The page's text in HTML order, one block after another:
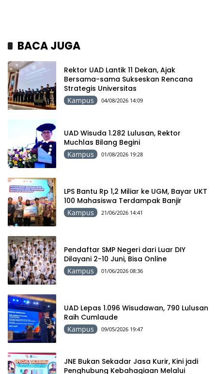
BACA JUGA
Rektor UAD Lantik 11 Dekan, Ajak
Bersama-sama Sukseskan Rencana
Strategis Universitas
Kampus 04/08/2026 14:09
UAD Wisuda 1.282 Lulusan, Rektor
Muchlas Bilang Begini
Kampus 01/08/2026 19:28
LPS Bantu Rp 1,2 Miliar ke UGM, Bayar UKT
100 Mahasiswa Terdampak Banjir
Kampus 21/06/2026 14:41
Pendaftar SMP Negeri dari Luar DIY
Dilayani 2-10 Juni, Bisa Online
Kampus 01/06/2026 08:36
UAD Lepas 1.096 Wisudawan, 790 Lulusan
Raih Cumlaude
Kampus 09/05/2026 19:47
JNE Bukan Sekadar Jasa Kurir, Kini jadi
Penghubung Kebahagiaan Melalui